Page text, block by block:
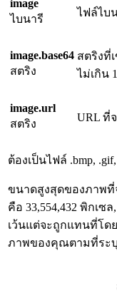
image
ไบนารี
ไฟล์ไบ
image.base64
สตริง
สตริงที่
ไม่เกิน
image.url
สตริง
URL ที่
ต้องเป็นไฟล์ .bmp,
ขนาดสูงสุดของภาพที่
คือ 33,554,432 พิกเซ
เว้นแต่จะถูกแทนที่โดย
ภาพของคุณตามที่ระ